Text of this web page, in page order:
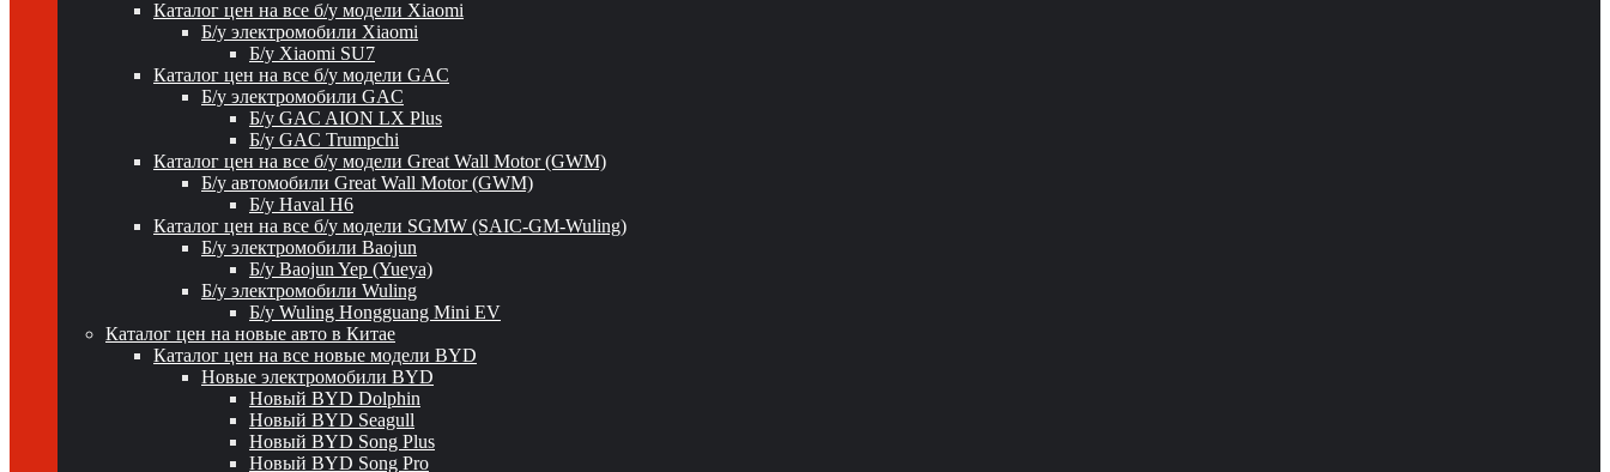
Каталог цен на все б/у модели Xiaomi
Б/у электромобили Xiaomi
Б/у Xiaomi SU7
Каталог цен на все б/у модели GAC
Б/у электромобили GAC
Б/у GAC AION LX Plus
Б/у GAC Trumpchi
Каталог цен на все б/у модели Great Wall Motor (GWM)
Б/у автомобили Great Wall Motor (GWM)
Б/у Haval H6
Каталог цен на все б/у модели SGMW (SAIC-GM-Wuling)
Б/у электромобили Baojun
Б/у Baojun Yep (Yueya)
Б/у электромобили Wuling
Б/у Wuling Hongguang Mini EV
Каталог цен на новые авто в Китае
Каталог цен на все новые модели BYD
Новые электромобили BYD
Новый BYD Dolphin
Новый BYD Seagull
Новый BYD Song Plus
Новый BYD Song Pro